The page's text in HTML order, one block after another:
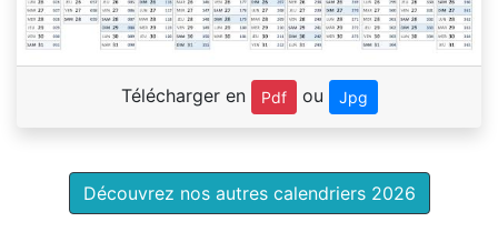
Télécharger en Pdf ou Jpg
Découvrez nos autres calendriers 2026